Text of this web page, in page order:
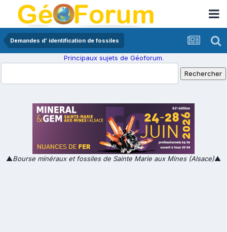
Demandes d' identification de fossiles
Principaux sujets de Géoforum.
▲Bourse minéraux et fossiles de Sainte Marie aux Mines (Alsace)▲